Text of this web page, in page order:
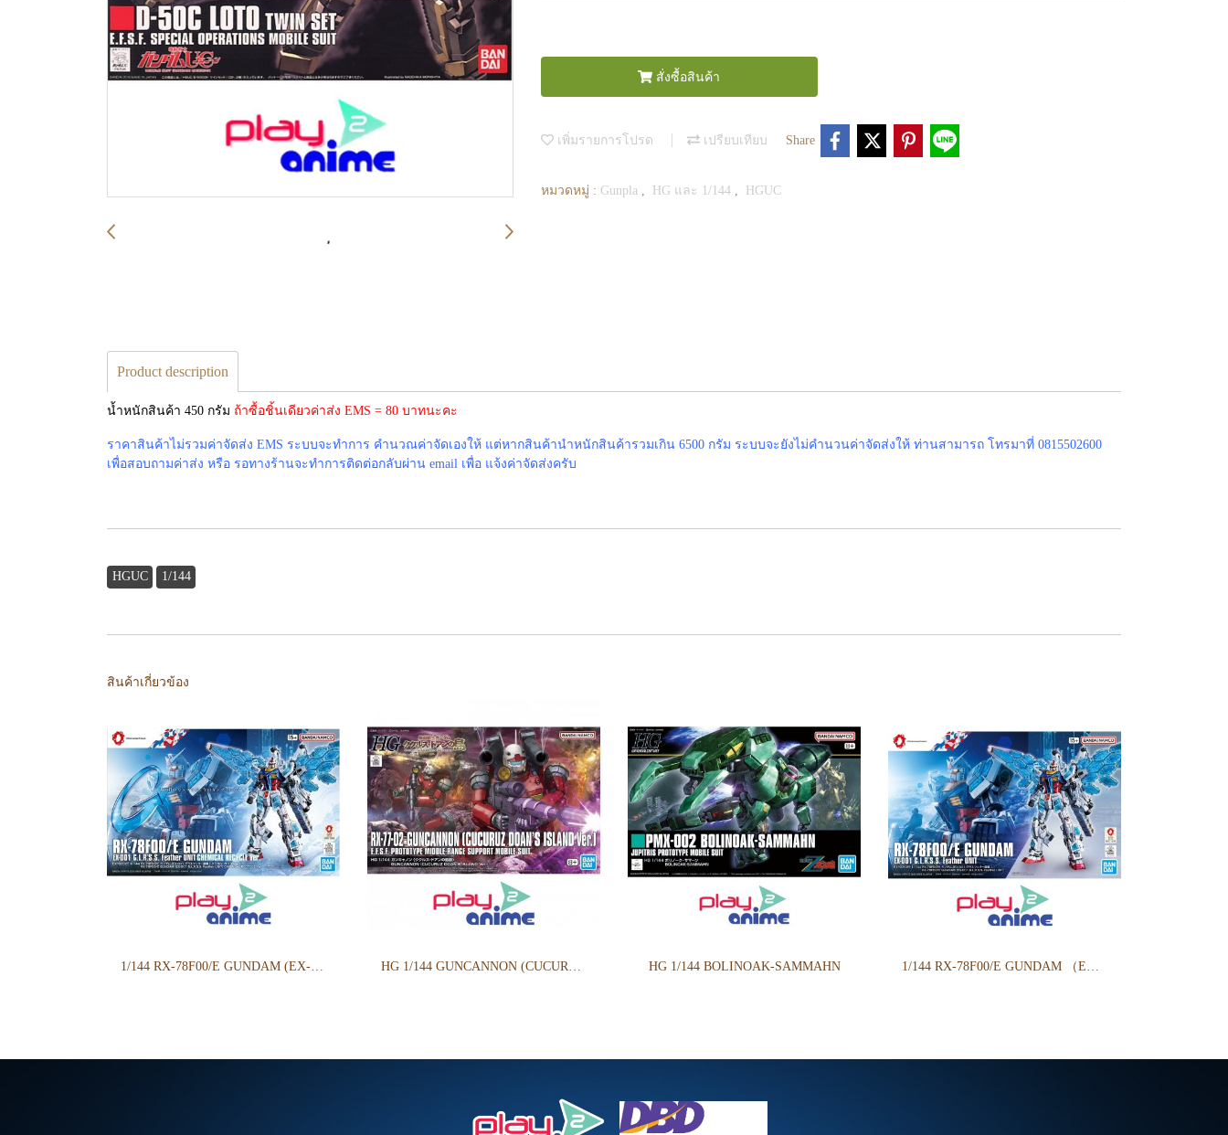
สั่งซื้อสินค้า
เพิ่มรายการโปรด เปรียบเทียบ Share
หมวดหมู่ : Gunpla HG และ 1/144 HGUC
Product description
น้ำหนักสินค้า 450 กรัม ถ้าซื้อชิ้นเดียวค่าส่ง EMS = 80 บาทนะคะ
ราคาสินค้าไม่รวมค่าจัดส่ง EMS ระบบจะทำการ คำนวณค่าจัดเองให้ แต่หากสินค้านำหนักสินค้ารวมเกิน 6500 กรัม ระบบจะยังไม่คำนวนค่าจัดส่งให้ ท่านสามารถ โทรมาที่ 0815502600
เพื่อสอบถามค่าส่ง หรือ รอทางร้านจะทำการติดต่อกลับผ่าน email เพื่อ แจ้งค่าจัดส่งครับ
HGUC 1/144
สินค้าเกี่ยวข้อง
1/144 RX-78F00/E GUNDAM (EX-001 G.L.R.S.S. Feather UNIT) CHEMICAL RECYCLE Ver. HG 1/144 GUNCANNON (CUCURUZ DOAN’S ISLAND VER.) HG 1/144 BOLINOAK-SAMMAHN 1/144 RX-78F00/E GUNDAM （EX-001 G.L.R.S.S. Feather UNIT）